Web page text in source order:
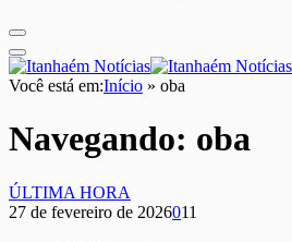
Você está em:Início » oba
Navegando: oba
ÚLTIMA HORA
27 de fevereiro de 2026011